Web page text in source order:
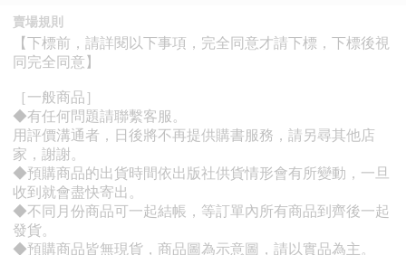
賣場規則